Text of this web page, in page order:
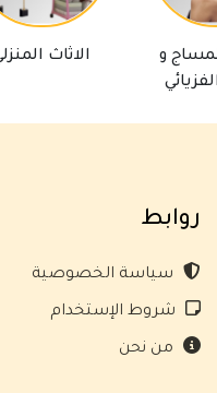
و
الاثاث المنزلي
روابط
سياسة الخصوصية
شروط الإستخدام
من نحن